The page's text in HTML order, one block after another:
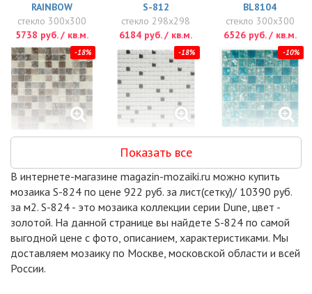
RAINBOW
стекло 300x300
5738 руб. / кв.м.
S-812
стекло 298x298
6184 руб. / кв.м.
BL8104
стекло 300x300
6526 руб. / кв.м.
-18%
BL8211
7110 руб. / кв.м.
-18%
FIANIT
стекло 300x300
8200 руб. / кв.м.
-10%
LAZURIT
8240 руб. / кв.м.
ANTRACIT
-15%
Показать все
В интернете-магазине magazin-mozaiki.ru можно купить
мозаика S-824 по цене 922 руб. за лист(сетку)/ 10390 руб.
за м2. S-824 - это мозаика коллекции серии Dune, цвет -
золотой. На данной странице вы найдете S-824 по самой
выгодной цене с фото, описанием, характеристиками. Мы
доставляем мозаику по Москве, московской области и всей
России.